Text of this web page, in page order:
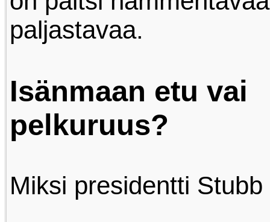
paljastavaa.
Isänmaan etu vai
pelkuruus?
Miksi presidentti